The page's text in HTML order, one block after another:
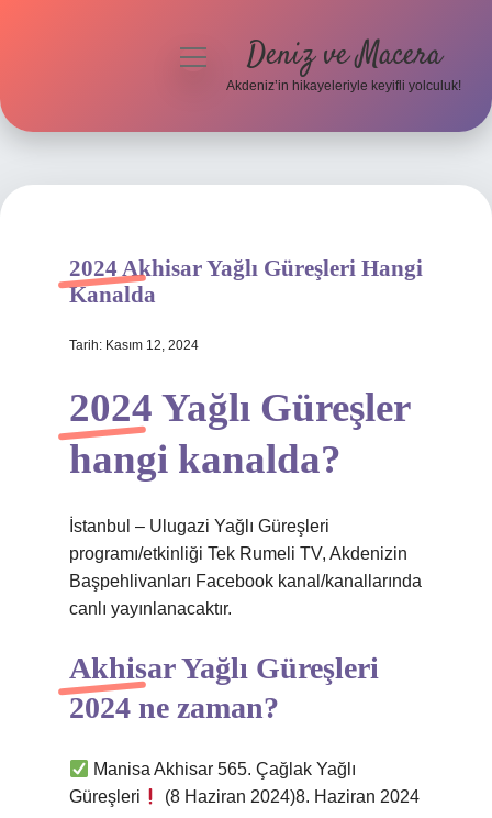
Hakkımızda
menüyü Deniz ve Macera
Akdeniz’in hikayeleriyle keyifli yolculuk!
2024 Akhisar Yağlı Güreşleri Hangi
Kanalda
Tarih: Kasım 12, 2024
2024 Yağlı Güreşler
hangi kanalda?
İstanbul – Ulugazi Yağlı Güreşleri
programı/etkinliği Tek Rumeli TV, Akdenizin
Başpehlivanları Facebook kanal/kanallarında
canlı yayınlanacaktır.
Akhisar Yağlı Güreşleri
2024 ne zaman?
Manisa Akhisar 565. Çağlak Yağlı
Güreşleri
(8 Haziran 2024)8. Haziran 2024